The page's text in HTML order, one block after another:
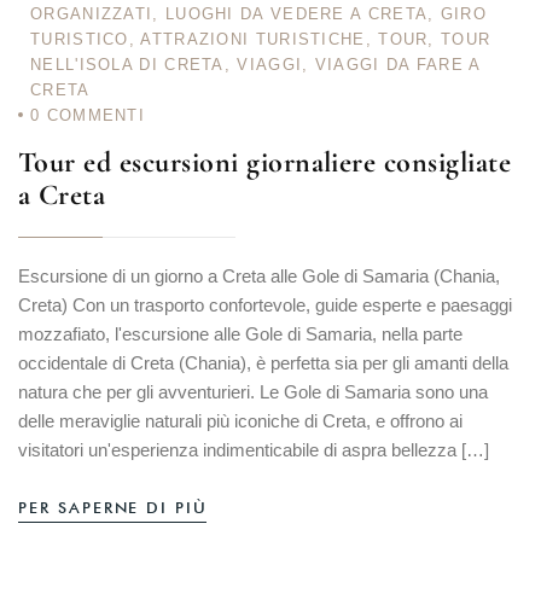
ORGANIZZATI , LUOGHI DA VEDERE A CRETA, GIRO
TURISTICO ,ATTRAZIONI TURISTICHE ,TOUR,TOUR
NELL'ISOLA DI CRETA ,VIAGGI , VIAGGI DA FARE A
CRETA
0 COMMENTI
Tour ed escursioni giornaliere consigliate
a Creta
Escursione di un giorno a Creta alle Gole di Samaria (Chania,
Creta) Con un trasporto confortevole, guide esperte e paesaggi
mozzafiato, l'escursione alle Gole di Samaria, nella parte
occidentale di Creta (Chania), è perfetta sia per gli amanti della
natura che per gli avventurieri. Le Gole di Samaria sono una
delle meraviglie naturali più iconiche di Creta, e offrono ai
visitatori un'esperienza indimenticabile di aspra bellezza […]
PER SAPERNE DI PIÙ